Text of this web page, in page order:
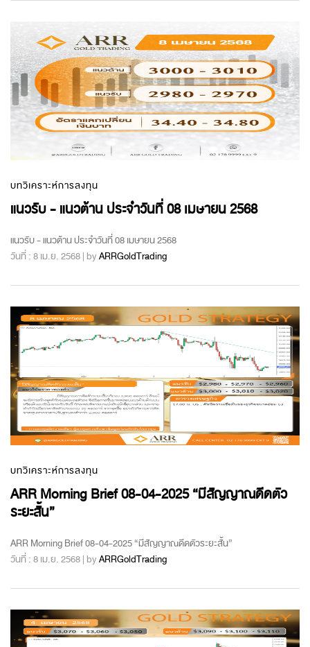
บทวิเคราะห์การลงทุน
แนวรับ - แนวต้าน ประจำวันที่ 08 เมษายน 2568
แนวรับ - แนวต้าน ประจำวันที่ 08 เมษายน 2568
วันที่ : 8 เม.ย. 2568 | byARRGoldTrading
บทวิเคราะห์การลงทุน
ARR Morning Brief 08-04-2025 “มีสัญญาณดีดตัว
ระยะสั้น”
ARR Morning Brief 08-04-2025 “มีสัญญาณดีดตัวระยะสั้น”
วันที่ : 8 เม.ย. 2568 | byARRGoldTrading